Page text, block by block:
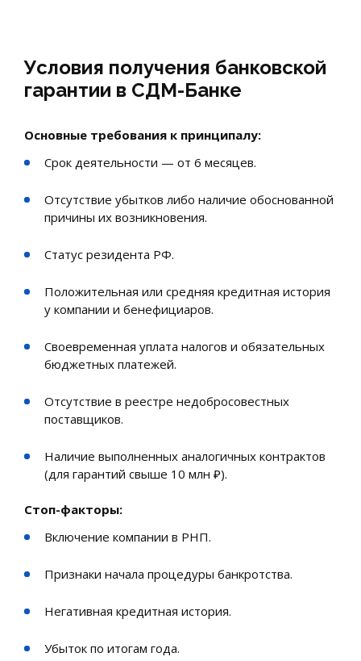
Условия получения банковской
гарантии в СДМ-Банке
Основные требования к принципалу:
Срок деятельности — от 6 месяцев.
Отсутствие убытков либо наличие обоснованной
причины их возникновения.
Статус резидента РФ.
Положительная или средняя кредитная история
у компании и бенефициаров.
Своевременная уплата налогов и обязательных
бюджетных платежей.
Отсутствие в реестре недобросовестных
поставщиков.
Наличие выполненных аналогичных контрактов
(для гарантий свыше 10 млн ₽).
Стоп-факторы:
Включение компании в РНП.
Признаки начала процедуры банкротства.
Негативная кредитная история.
Убыток по итогам года.